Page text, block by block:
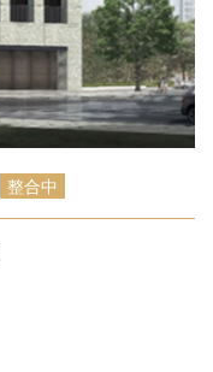
整合中